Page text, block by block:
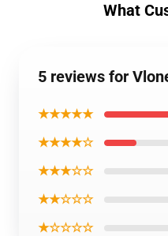
What
5 reviews for
★★★★★
★★★★☆
★★★☆☆
★★☆☆☆
★☆☆☆☆